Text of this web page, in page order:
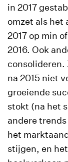
in 2017
omzet als het
2017 op min
2016. Ook
consolideren.
na 2015 niet
groeiende
stokt (na het
andere
het
stijgen, en